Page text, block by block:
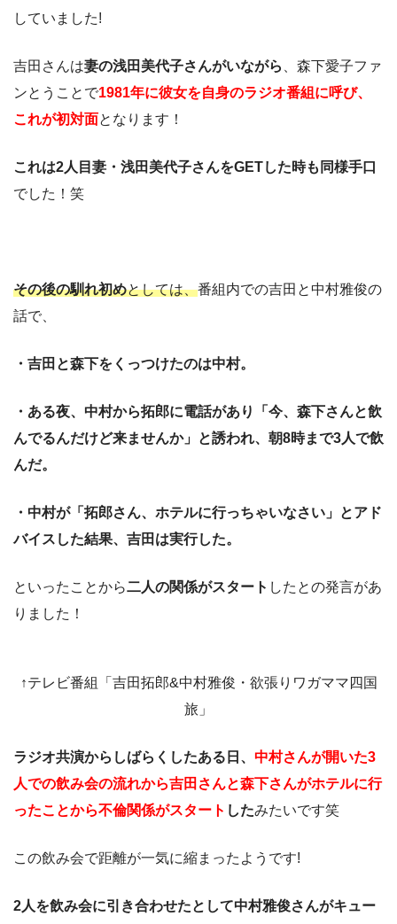
していました!
吉田さんは妻の浅田美代子さんがいながら
、森下愛子ファ
ンとうことで1981年に彼女を自身のラジオ番組に呼び、
これが初対面となります！
これは2人目妻・浅田美代子さんをGETした時も同様手口
でした！笑
その後の馴れ初めとしては、番組内での吉田と中村雅俊の
話で、
・吉田と森下をくっつけたのは中村。
・ある夜、中村から拓郎に電話があり「今、森下さんと飲
んでるんだけど来ませんか」と誘われ、朝8時まで3人で飲
んだ。
・中村が「拓郎さん、ホテルに行っちゃいなさい」とアド
バイスした結果、吉田は実行した。
といったことから二人の関係がスタート したとの発言があ
りました！
↑テレビ番組「吉田拓郎&中村雅俊・欲張りワガママ四国
旅」
ラジオ共演からしばらくしたある日、 中村さんが開いた3
人での飲み会の流れから吉田さんと森下さんがホテルに行
ったことから不倫関係がスタート したみたいです笑
この飲み会で距離が一気に縮まったようです!
2人を飲み会に引き合わせたとして中村雅俊さんがキュー